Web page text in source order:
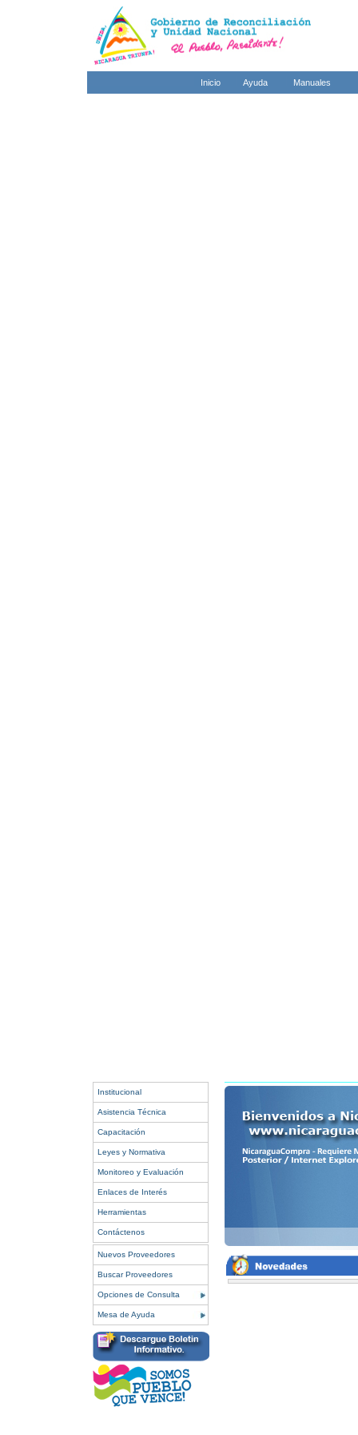
Inicio Ayuda Manuales
Institucional
Asistencia Técnica
Capacitación
Leyes y Normativa
Monitoreo y Evaluación
Enlaces de Interés
Herramientas
Contáctenos
Nuevos Proveedores
Buscar Proveedores
Opciones de Consulta
Mesa de Ayuda